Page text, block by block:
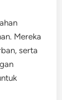
Mereka
serta